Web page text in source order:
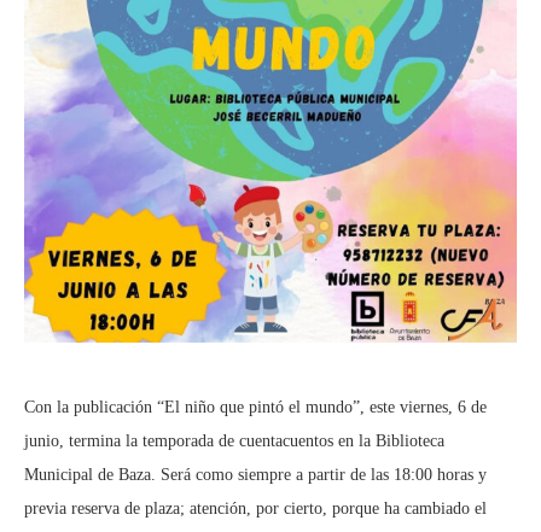
Con la publicación “El niño que pintó el mundo”, este viernes, 6 de
junio, termina la temporada de cuentacuentos en la Biblioteca
Municipal de Baza. Será como siempre a partir de las 18:00 horas y
previa reserva de plaza; atención, por cierto, porque ha cambiado el